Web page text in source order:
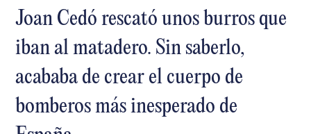
Joan Cedó rescató unos burros que
iban al matadero. Sin saberlo,
acababa de crear el cuerpo de
bomberos más inesperado de